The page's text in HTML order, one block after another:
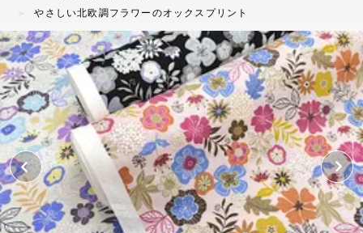
やさしい北欧調フラワーのオックスプリント